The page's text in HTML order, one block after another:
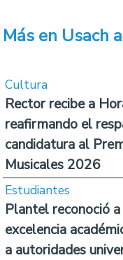
Más en Usach
Cultura
Rector recibe a
reafirmando el
candidatura al
Musicales 2026
Estudiantes
Plantel reconoció
excelencia
a autoridades